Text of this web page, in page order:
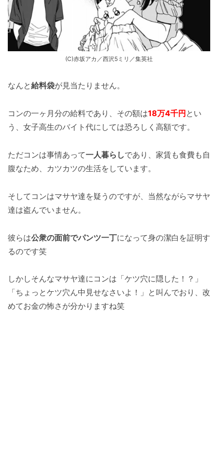
(C)赤坂アカ／西沢5ミリ／集英社
なんと給料袋が見当たりません。
コンの一ヶ月分の給料であり、その額は18万4千円 とい
う、女子高生のバイト代にしては恐ろしく高額です。
ただコンは事情あって一人暮らしであり、家賃も食費も自
腹なため、カツカツの生活をしています。
そしてコンはマサヤ達を疑うのですが、当然ながらマサヤ
達は盗んでいません。
彼らは公衆の面前でパンツ一丁になって身の潔白を証明す
るのです笑
しかしそんなマサヤ達にコンは「ケツ穴に隠した！？」
「ちょっとケツ穴ん中見せなさいよ！」と叫んでおり、改
めてお金の怖さが分かりますね笑